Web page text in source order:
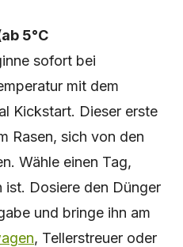
5°C
sofort bei
mit dem
Kickstart. Dieser erste
Rasen, sich von den
Wähle einen Tag,
Dosiere den Dünger
und bringe ihn am
, Tellerstreuer oder